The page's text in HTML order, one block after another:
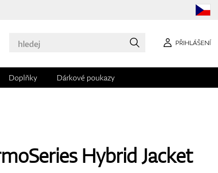
PŘIHLÁŠENÍ
Doplňky Dárkové poukazy
Hybrid Jacket